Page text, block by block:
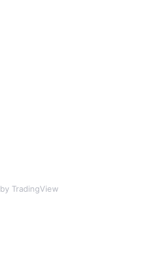
by TradingView